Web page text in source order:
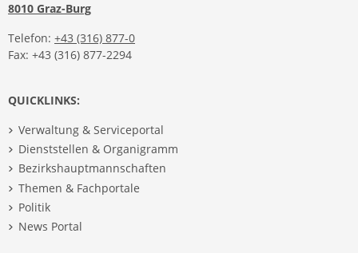
8010 Graz-Burg
Telefon: +43 (316) 877-0
Fax: +43 (316) 877-2294
QUICKLINKS:
Verwaltung & Serviceportal
Dienststellen & Organigramm
Bezirkshauptmannschaften
Themen & Fachportale
Politik
News Portal